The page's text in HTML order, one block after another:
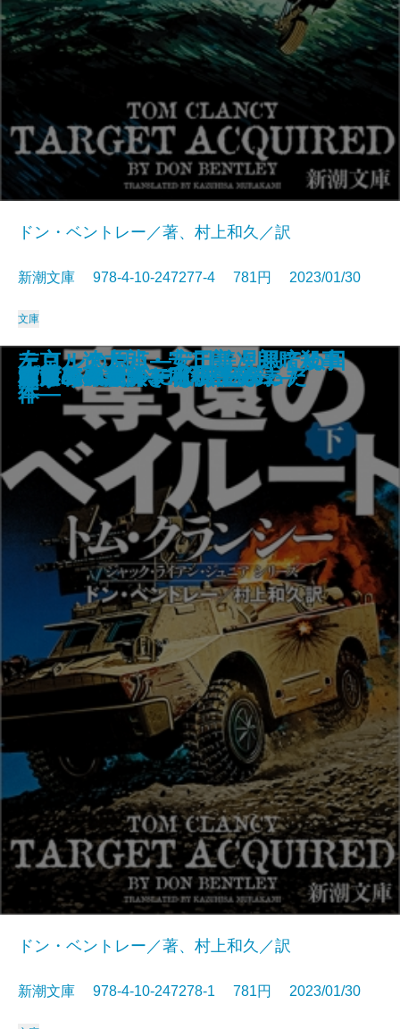
占
名探偵のはらわた
画家とモデル―宿命の出会い―
文豪ナビ 遠藤周作
影に対して―母をめぐる物語―
近鉄特急殺人事件
死神の棋譜
鏡影劇場〔上〕
鏡影劇場〔下〕
奪還のベイルート〔上〕
ドン・ベントレー／著、村上和久／訳
新潮文庫 978-4-10-247277-4 781円 2023/01/30
文庫
奪還のベイルート〔下〕
ドン・ベントレー／著、村上和久／訳
新潮文庫 978-4-10-247278-1 781円 2023/01/30
幽世の薬剤師3
人形島の殺人―呪殺島秘録―
テロルの原点―安田善次郎暗殺事
件―
雪月花―謎解き私小説―
プロジェクト・インソムニア
左京・遼太郎・安二郎 見果てぬ日
本
村田エフェンディ滞土録
コラムニストになりたかった
みずうみ